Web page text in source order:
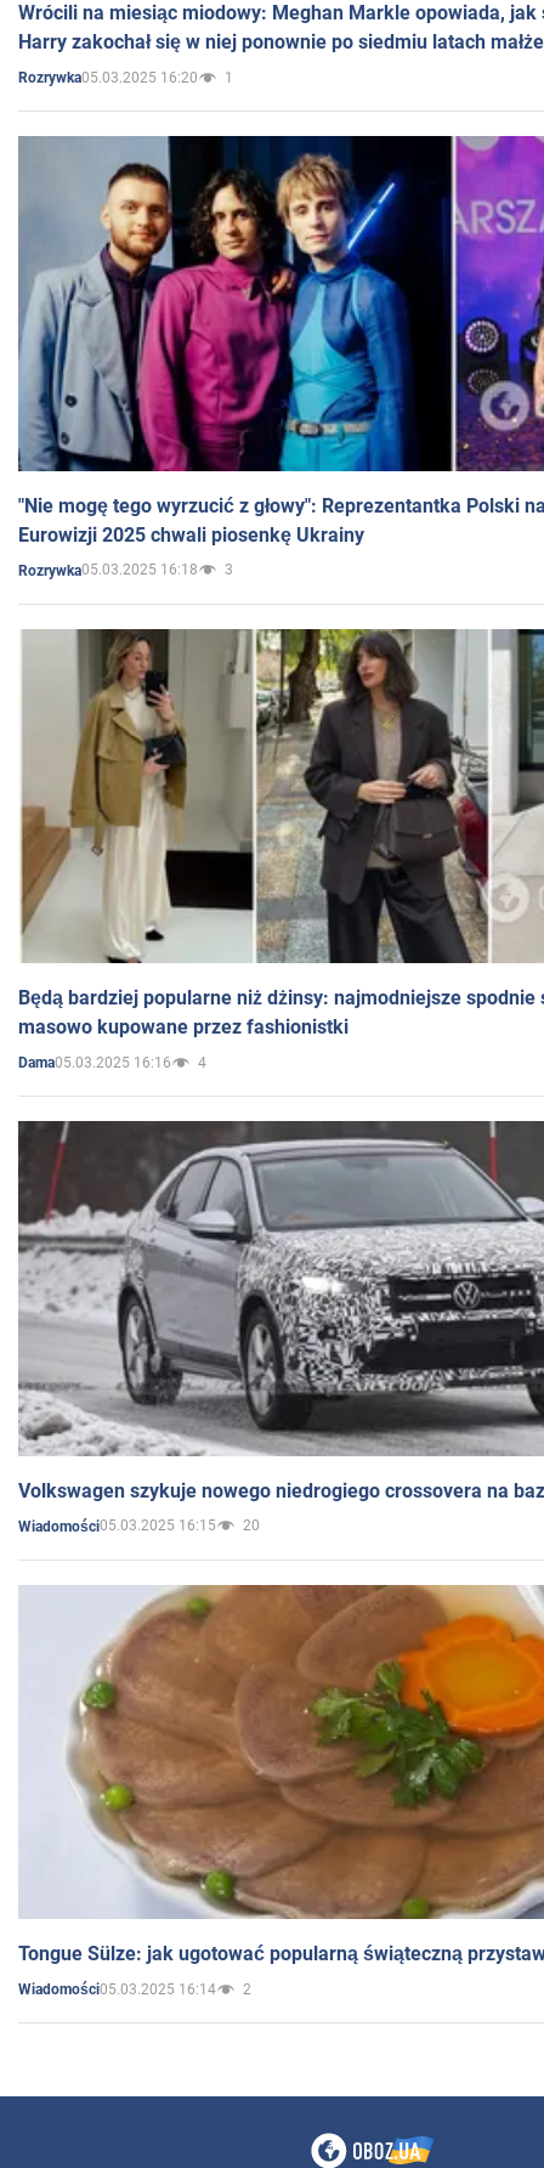
Wrócili na miesiąc miodowy: Meghan Markle opowiada, jak
Harry zakochał się w niej ponownie po siedmiu latach
Rozrywka05.03.2025 16:20 1
"Nie mogę tego wyrzucić z głowy": Reprezentantka Polski
Eurowizji 2025 chwali piosenkę Ukrainy
Rozrywka05.03.2025 16:18 3
Będą bardziej popularne niż dżinsy: najmodniejsze spodnie
masowo kupowane przez fashionistki
Dama05.03.2025 16:16 4
Volkswagen szykuje nowego niedrogiego crossovera na
Wiadomości05.03.2025 16:15 20
Tongue Sülze: jak ugotować popularną świąteczną
Wiadomości05.03.2025 16:14 2